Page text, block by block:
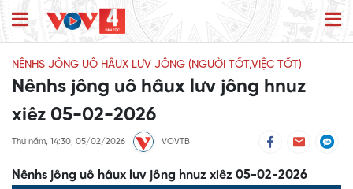
NÊNHS JÔNG UÔ HÂUX LƯV JÔNG (NGƯỜI TỐT,VIỆC TỐT)
Nênhs jông uô hâux lưv jông hnuz
xiêz 05-02-2026
Thứ năm, 14:30, 05/02/2026 VOVTB
Nênhs jông uô hâux lưv jông hnuz xiêz 05-02-2026